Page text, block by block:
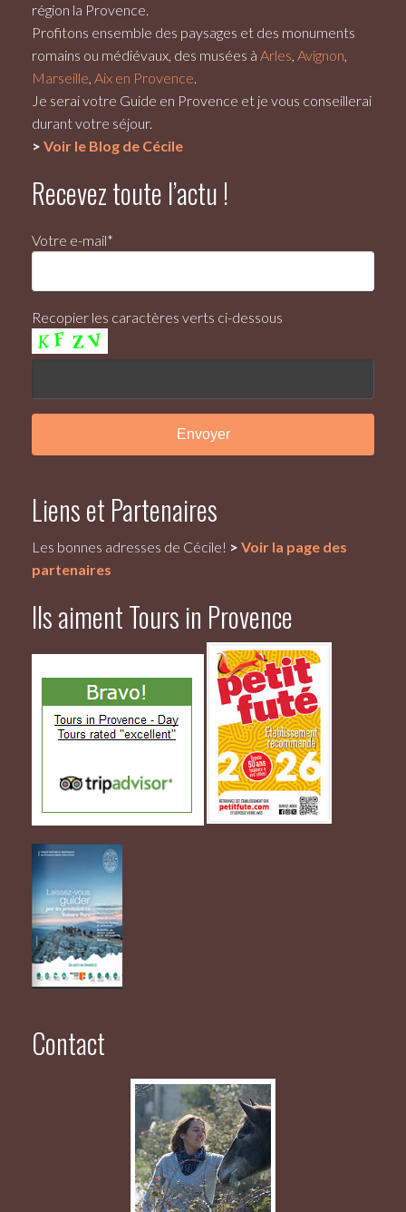
région la Provence.
Profitons ensemble des paysages et des monuments
romains ou médiévaux, des musées à Arles, Avignon,
Marseille, Aix en Provence.
Je serai votre Guide en Provence et je vous conseillerai
durant votre séjour.
> Voir le Blog de Cécile
Recevez toute l’actu !
Votre e-mail*
Recopier les caractères verts ci-dessous
Liens et Partenaires
Les bonnes adresses de Cécile! > Voir la page des
partenaires
Ils aiment Tours in Provence
Contact